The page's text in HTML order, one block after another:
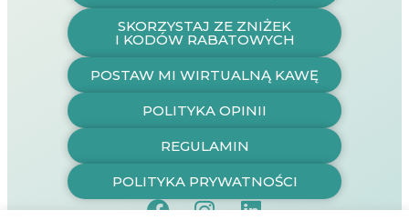
SKORZYSTAJ ZE ZNIŻEK
I KODÓW RABATOWYCH
POSTAW MI WIRTUALNĄ KAWĘ
POLITYKA OPINII
REGULAMIN
POLITYKA PRYWATNOŚCI